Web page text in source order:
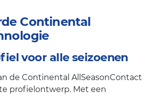
Continental
voor alle seizoenen
de Continental AllSeasonContact
profielontwerp. Met een